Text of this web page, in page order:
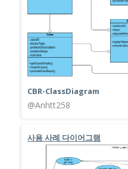
CBR-ClassDiagram
@Anhtt258
사용 사례 다이어그램